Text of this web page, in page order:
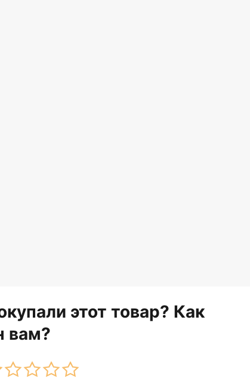
этот товар? Как
вам?